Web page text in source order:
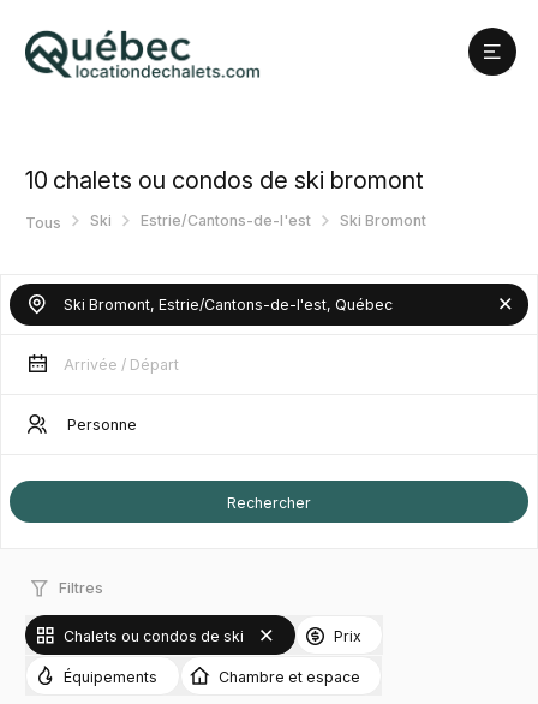
10 chalets ou condos de ski bromont
Tous Ski Estrie/Cantons-de-l'est Ski Bromont
Filtres
Chalets ou condos de ski Prix
Équipements Chambre et espace